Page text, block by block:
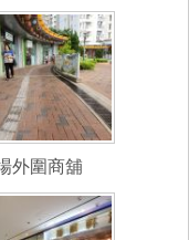
外圍商舖